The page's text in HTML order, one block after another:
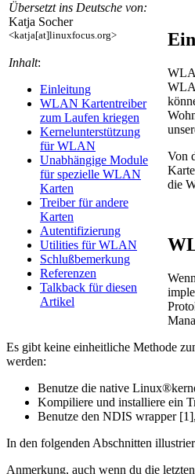
Übersetzt ins Deutsche von:
Katja Socher
<katja[at]linuxfocus.org>
Inhalt:
Einleitung
WLAN Kartentreiber
zum Laufen kriegen
Kernelunterstützung
für WLAN
Unabhängige Module
für spezielle WLAN
Karten
Treiber für andere
Karten
Autentifizierung
Utilities für WLAN
Schlußbemerkung
Referenzen
Talkback für diesen
Artikel
Von
die
Es gibt keine einheitliche Methode
werden:
Benutze die native
Kompiliere und installiere ein
Benutze den NDIS wrapper
In den folgenden Abschnitten
Anmerkung, auch wenn du die